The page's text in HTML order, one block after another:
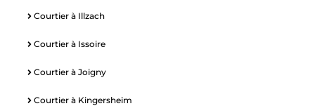
Courtier à Illzach
Courtier à Issoire
Courtier à Joigny
Courtier à Kingersheim